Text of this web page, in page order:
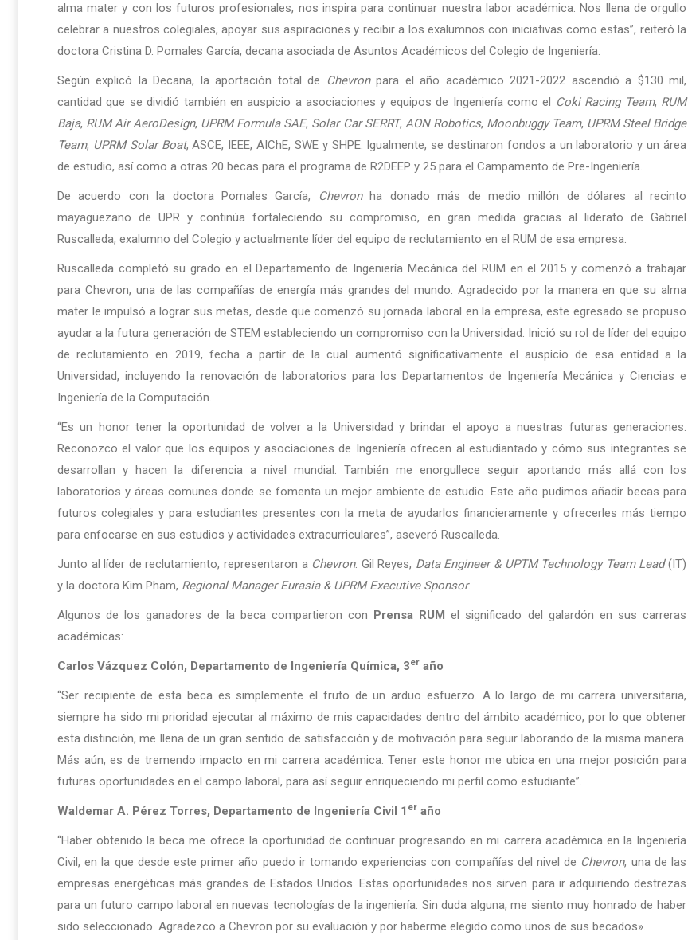
alma mater y con los futuros profesionales, nos inspira para continuar nuestra labor académica. Nos llena de orgullo
celebrar a nuestros colegiales, apoyar sus aspiraciones y recibir a los exalumnos con iniciativas como estas”, reiteró la
doctora Cristina D. Pomales García, decana asociada de Asuntos Académicos del Colegio de Ingeniería.
Según explicó la Decana, la aportación total de Chevronpara el año académico 2021-2022 ascendió a $130 mil,
cantidad que se dividió también en auspicio a asociaciones y equipos de Ingeniería como el Coki Racing Team, RUM
Baja, RUM Air AeroDesign, UPRM Formula SAE, Solar Car SERRT, AON Robotics, Moonbuggy Team, UPRM Steel Bridge
Team, UPRM Solar Boat, ASCE, IEEE, AIChE, SWE y SHPE. Igualmente, se destinaron fondos a un laboratorio y un área
de estudio, así como a otras 20 becas para el programa de R2DEEP y 25 para el Campamento de Pre-Ingeniería.
De acuerdo con la doctora Pomales García, Chevronha donado más de medio millón de dólares al recinto
mayagüezano de UPR y continúa fortaleciendo su compromiso, en gran medida gracias al liderato de Gabriel
Ruscalleda, exalumno del Colegio y actualmente líder del equipo de reclutamiento en el RUM de esa empresa.
Ruscalleda completó su grado en el Departamento de Ingeniería Mecánica del RUM en el 2015 y comenzó a trabajar
para Chevron, una de las compañías de energía más grandes del mundo. Agradecido por la manera en que su alma
mater le impulsó a lograr sus metas, desde que comenzó su jornada laboral en la empresa, este egresado se propuso
ayudar a la futura generación de STEM estableciendo un compromiso con la Universidad. Inició su rol de líder del equipo
de reclutamiento en 2019, fecha a partir de la cual aumentó significativamente el auspicio de esa entidad a la
Universidad, incluyendo la renovación de laboratorios para los Departamentos de Ingeniería Mecánica y Ciencias e
Ingeniería de la Computación.
“Es un honor tener la oportunidad de volver a la Universidad y brindar el apoyo a nuestras futuras generaciones.
Reconozco el valor que los equipos y asociaciones de Ingeniería ofrecen al estudiantado y cómo sus integrantes se
desarrollan y hacen la diferencia a nivel mundial. También me enorgullece seguir aportando más allá con los
laboratorios y áreas comunes donde se fomenta un mejor ambiente de estudio. Este año pudimos añadir becas para
futuros colegiales y para estudiantes presentes con la meta de ayudarlos financieramente y ofrecerles más tiempo
para enfocarse en sus estudios y actividades extracurriculares”, aseveró Ruscalleda.
Junto al líder de reclutamiento, representaron a Chevron: Gil Reyes, Data Engineer & UPTM Technology Team Lead(IT)
y la doctora Kim Pham, Regional Manager Eurasia & UPRM Executive Sponsor.
Algunos de los ganadores de la beca compartieron con Prensa RUM el significado del galardón en sus carreras
académicas:
Carlos Vázquez Colón, Departamento de Ingeniería Química, 3er año
“Ser recipiente de esta beca es simplemente el fruto de un arduo esfuerzo. A lo largo de mi carrera universitaria,
siempre ha sido mi prioridad ejecutar al máximo de mis capacidades dentro del ámbito académico, por lo que obtener
esta distinción, me llena de un gran sentido de satisfacción y de motivación para seguir laborando de la misma manera.
Más aún, es de tremendo impacto en mi carrera académica. Tener este honor me ubica en una mejor posición para
futuras oportunidades en el campo laboral, para así seguir enriqueciendo mi perfil como estudiante”.
Waldemar A. Pérez Torres, Departamento de Ingeniería Civil 1 er año
“Haber obtenido la beca me ofrece la oportunidad de continuar progresando en mi carrera académica en la Ingeniería
Civil, en la que desde este primer año puedo ir tomando experiencias con compañías del nivel de Chevron, una de las
empresas energéticas más grandes de Estados Unidos. Estas oportunidades nos sirven para ir adquiriendo destrezas
para un futuro campo laboral en nuevas tecnologías de la ingeniería. Sin duda alguna, me siento muy honrado de haber
sido seleccionado. Agradezco a Chevron por su evaluación y por haberme elegido como unos de sus becados».